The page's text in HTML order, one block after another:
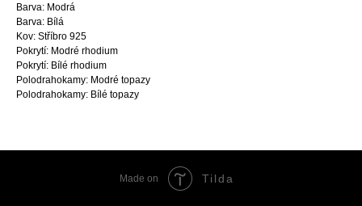
Barva: Modrá
Barva: Bílá
Kov: Stříbro 925
Pokrytí: Modré rhodium
Pokrytí: Bílé rhodium
Polodrahokamy: Modré topazy
Polodrahokamy: Bílé topazy
Made on Tilda